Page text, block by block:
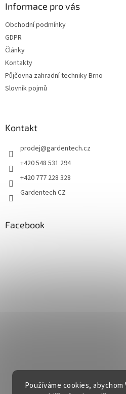
Používáme cookies,
Informace pro vás
Obchodní podmínky
GDPR
Články
Kontakty
Půjčovna zahradní techniky Brno
Slovník pojmů
Kontakt
prodej@gardentech.cz
+420 548 531 294
+420 777 228 328
Gardentech CZ
Facebook